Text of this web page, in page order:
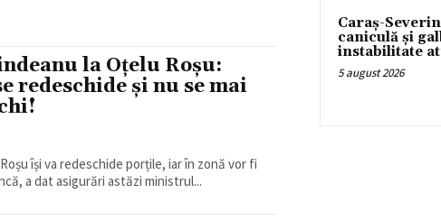
la Oțelu Roșu:
redeschide și nu se mai
își va redeschide porțile, iar în zonă vor fi
a dat asigurări astăzi ministrul...
Caraș-
caniculă și
instabilitate
5 august 2026